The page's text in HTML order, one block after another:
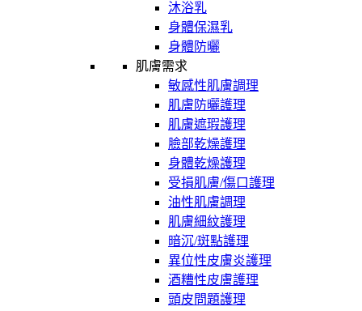
沐浴乳
身體保濕乳
身體防曬
肌膚需求
敏感性肌膚調理
肌膚防曬護理
肌膚遮瑕護理
臉部乾燥護理
身體乾燥護理
受損肌膚/傷口護理
油性肌膚調理
肌膚細紋護理
暗沉/斑點護理
異位性皮膚炎護理
酒糟性皮膚護理
頭皮問題護理